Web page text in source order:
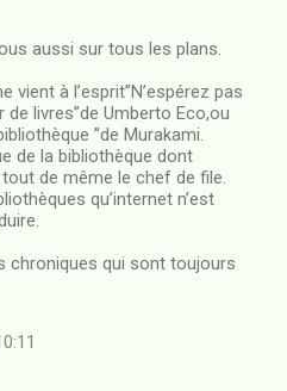
aussi sur tous les plans.
vient à l’esprit”N’espérez pas
livres”de Umberto Eco,ou
”de Murakami.
de la bibliothèque dont
de même le chef de file.
qu’internet n’est
chroniques qui sont toujours